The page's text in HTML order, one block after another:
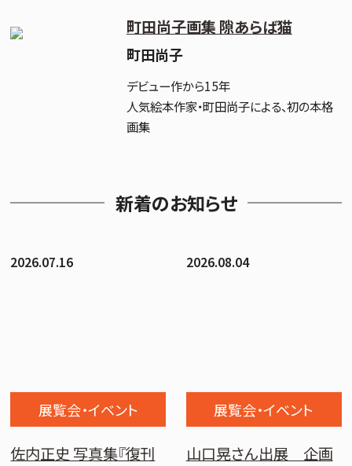
町田尚子画集 隙あらば猫
町田尚子
デビュー作から15年
人気絵本作家・町田尚子による、初の本格
画集
新着のお知らせ
2026.07.16
展覧会・イベント
佐内正史 写真集『復刊
2026.08.04
展覧会・イベント
山口晃さん出展 企画